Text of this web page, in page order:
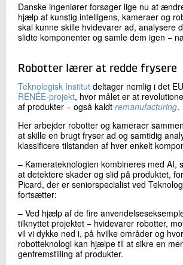
Danske ingeniører forsøger lige nu at
hjælp af kunstig intelligens, kameraer og
skal kunne skille hvidevarer ad, analysere
slidte komponenter og samle dem igen −
Robotter lærer at redde frysere
Teknologisk Institut deltager nemlig i det
RENÉE-projekt, hvor målet er at
af produkter − også kaldt remanufacturing.
Her arbejder robotter og kameraer
at skille en brugt fryser ad og samtidig
klassificere tilstanden af hver enkelt
– Kamerateknologien kombineres med AI,
at detektere skader og slid på produktet,
Picard, der er seniorspecialist ved
fortsætter:
– Ved hjælp af de fire
tilknyttet projektet − hvidevarer robotter,
vil vi dykke ned i, på hvilke områder og
robotteknologi kan hjælpe til at sikre en
genfremstilling af produkter.